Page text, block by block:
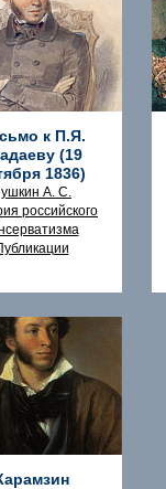
к П.Я.
(19
1836)
А. С.
российского